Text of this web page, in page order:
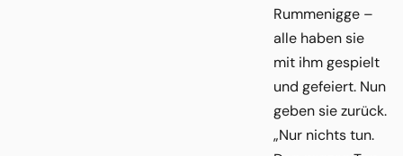
Rummenigge –
alle haben sie
mit ihm gespielt
und gefeiert. Nun
geben sie zurück.
„Nur nichts tun.